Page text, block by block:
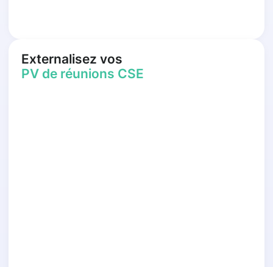
Externalisez vos
PV de réunions CSE